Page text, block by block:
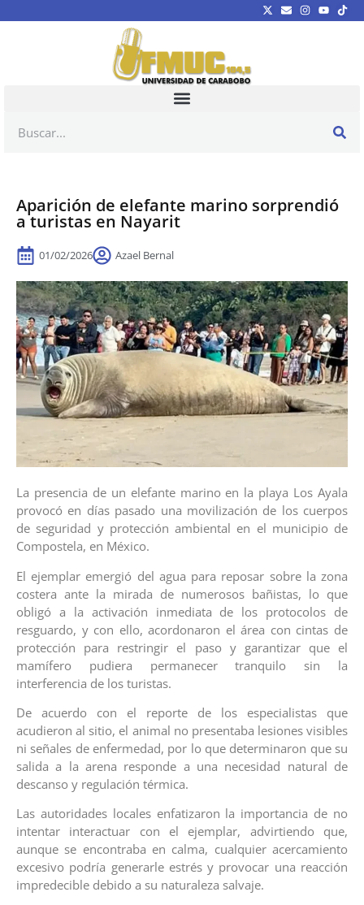
Aparición de elefante marino sorprendió
a turistas en Nayarit
01/02/2026 Azael Bernal
La presencia de un elefante marino en la playa Los Ayala
provocó en días pasado una movilización de los cuerpos
de seguridad y protección ambiental en el municipio de
Compostela, en México.
El ejemplar emergió del agua para reposar sobre la zona
costera ante la mirada de numerosos bañistas, lo que
obligó a la activación inmediata de los protocolos de
resguardo, y con ello, acordonaron el área con cintas de
protección para restringir el paso y garantizar que el
mamífero pudiera permanecer tranquilo sin la
interferencia de los turistas.
De acuerdo con el reporte de los especialistas que
acudieron al sitio, el animal no presentaba lesiones visibles
ni señales de enfermedad, por lo que determinaron que su
salida a la arena responde a una necesidad natural de
descanso y regulación térmica.
Las autoridades locales enfatizaron la importancia de no
intentar interactuar con el ejemplar, advirtiendo que,
aunque se encontraba en calma, cualquier acercamiento
excesivo podría generarle estrés y provocar una reacción
impredecible debido a su naturaleza salvaje.